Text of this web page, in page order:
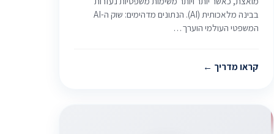
בבינה מלאכותית (AI). הנתונים מדהימים: שוק ה-AI
המשפטי העולמי הוערך…
קראו מדריך